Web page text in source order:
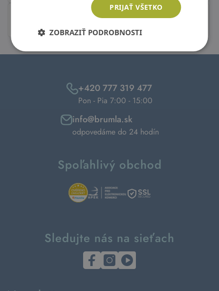
+420 777 319 477
Pon - Pia 7:00 - 15:00
info@brumla.sk
odpovedáme do 24 hodín
Spoľahlivý obchod
Sledujte nás na sieťach
PRIJAŤ VŠETKO
ZOBRAZIŤ PODROBNOSTI